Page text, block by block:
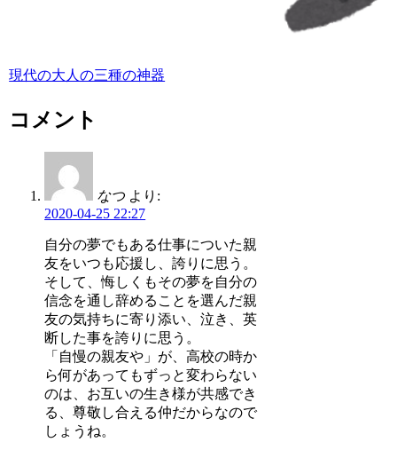
現代の大人の三種の神器
コメント
なつ より:
2020-04-25 22:27
自分の夢でもある仕事についた親
友をいつも応援し、誇りに思う。
そして、悔しくもその夢を自分の
信念を通し辞めることを選んだ親
友の気持ちに寄り添い、泣き、英
断した事を誇りに思う。
「自慢の親友や」が、高校の時か
ら何があってもずっと変わらない
のは、お互いの生き様が共感でき
る、尊敬し合える仲だからなので
しょうね。